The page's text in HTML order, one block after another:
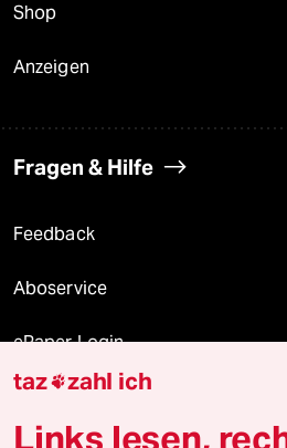
Shop
Anzeigen
Fragen & Hilfe
Feedback
Aboservice
ePaper Login
Downloads für Abonnierende
taz zahl ich
Links lesen,